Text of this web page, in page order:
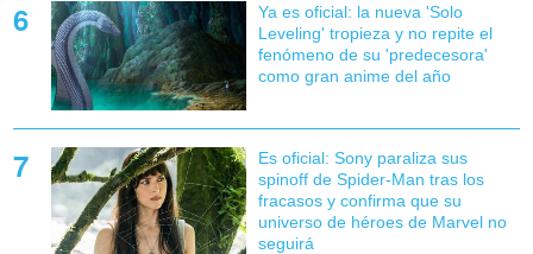
Ya es oficial: la nueva 'Solo
Leveling' tropieza y no repite el
fenómeno de su 'predecesora'
como gran anime del año
Es oficial: Sony paraliza sus
spinoff de Spider-Man tras los
fracasos y confirma que su
universo de héroes de Marvel no
seguirá